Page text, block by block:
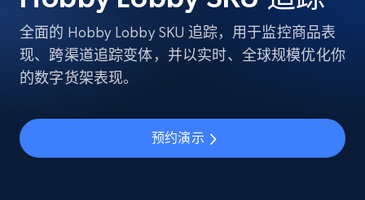
全面的 Hobby Lobby SKU 追踪，用于监控商品表
现、跨渠道追踪变体，并以实时、全球规模优化你
的数字货架表现。
预约演示